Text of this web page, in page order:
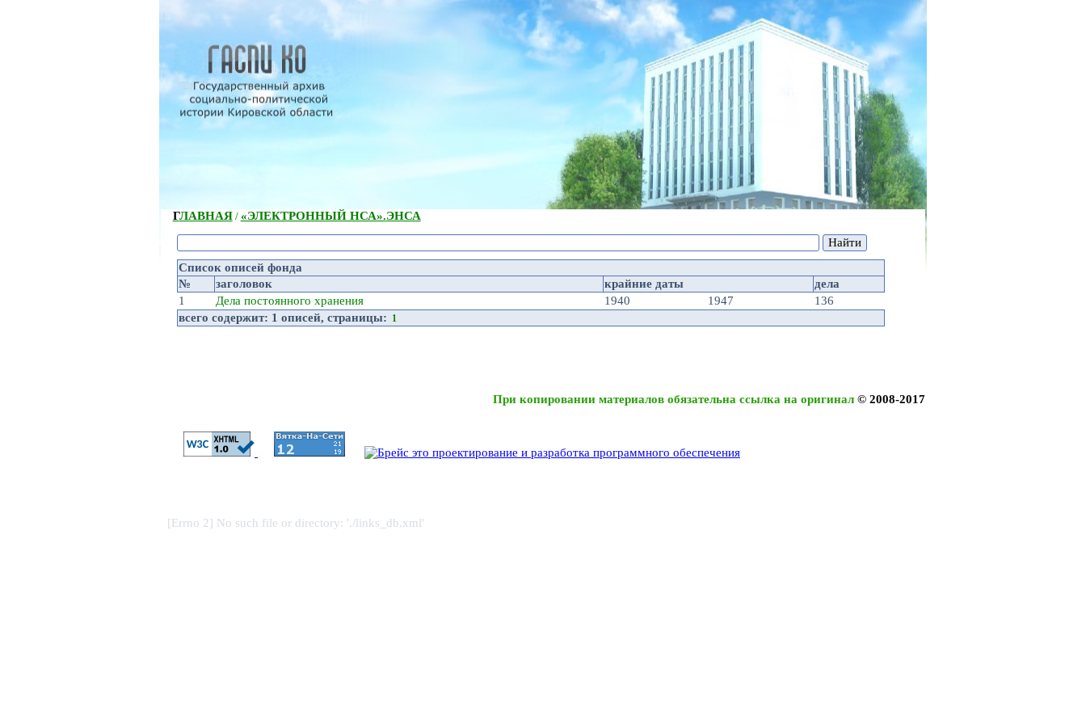
ГЛАВНАЯ/ «ЭЛЕКТРОННЫЙ НСА».ЭНСА
Список описей фонда
№
заголовок крайние даты
дела
1
Дела постоянного хранения 1940 1947
136
всего содержит: 1 описей, страницы: 1
При копировании материалов обязательна ссылка на оригинал © 2008-2017
[Errno 2] No such file or directory: './links_db.xml'